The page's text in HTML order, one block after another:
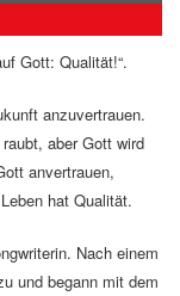
Gott: Qualität!“.
anzuvertrauen.
aber Gott wird
anvertrauen,
hat Qualität.
Nach einem
und begann mit dem